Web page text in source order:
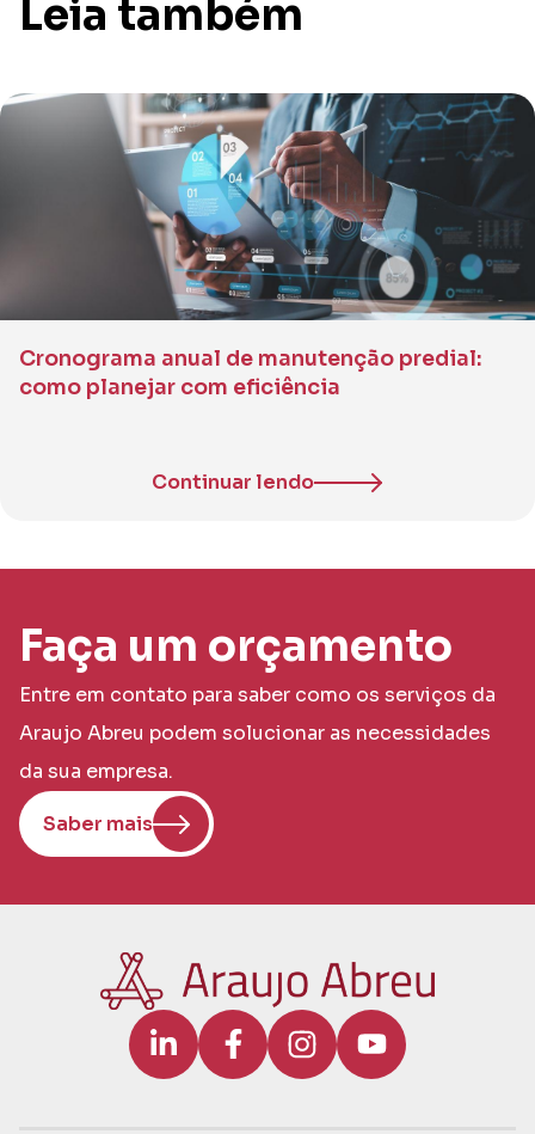
Leia também
Cronograma anual de manutenção predial:
como planejar com eficiência
Continuar lendo
Faça um orçamento
Entre em contato para saber como os serviços da
Araujo Abreu podem solucionar as necessidades
da sua empresa.
Saber mais